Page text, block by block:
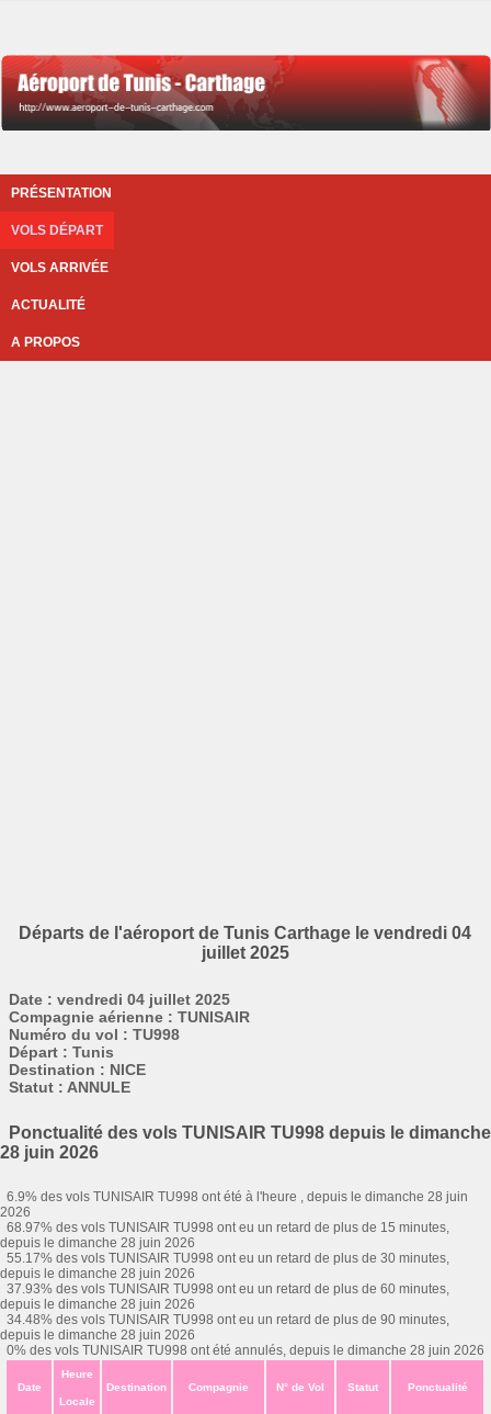
PRÉSENTATION
VOLS DÉPART
VOLS ARRIVÉE
ACTUALITÉ
A PROPOS
Départs de l'aéroport de Tunis Carthage le vendredi 04
juillet 2025
Date : vendredi 04 juillet 2025
Compagnie aérienne : TUNISAIR
Numéro du vol : TU998
Départ : Tunis
Destination : NICE
Statut : ANNULE
Ponctualité des vols TUNISAIR TU998 depuis le dimanche
28 juin 2026
6.9% des vols TUNISAIR TU998 ont été à l'heure , depuis le dimanche 28 juin
2026
68.97% des vols TUNISAIR TU998 ont eu un retard de plus de 15 minutes,
depuis le dimanche 28 juin 2026
55.17% des vols TUNISAIR TU998 ont eu un retard de plus de 30 minutes,
depuis le dimanche 28 juin 2026
37.93% des vols TUNISAIR TU998 ont eu un retard de plus de 60 minutes,
depuis le dimanche 28 juin 2026
34.48% des vols TUNISAIR TU998 ont eu un retard de plus de 90 minutes,
depuis le dimanche 28 juin 2026
0% des vols TUNISAIR TU998 ont été annulés, depuis le dimanche 28 juin 2026
Date
Heure
Locale
Destination Compagnie N° de Vol Statut Ponctualité